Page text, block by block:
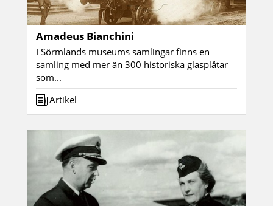
Amadeus Bianchini
I Sörmlands museums samlingar finns en
samling med mer än 300 historiska glasplåtar
som...
Artikel